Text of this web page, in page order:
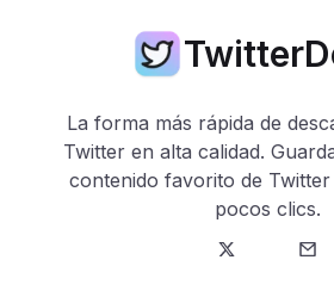
La forma más rápida de
Twitter en alta calidad.
contenido favorito de
pocos clics.
Twitter